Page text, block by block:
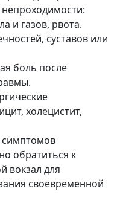
и газов, рвота.
суставов или
боль после
холецистит,
симптомов
обратиться к
вокзал для
своевременной